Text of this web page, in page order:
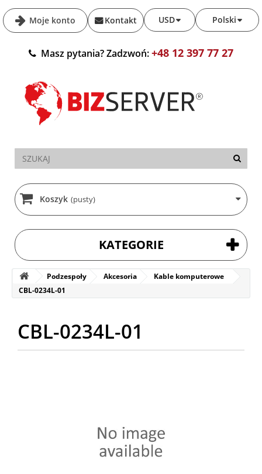
Moje konto Polski
USD
Kontakt
Masz pytania? Zadzwoń:+48 12 397 77 27
Koszyk (pusty)
KATEGORIE
Podzespoły Akcesoria
Kable komputerowe
CBL-0234L-01
CBL-0234L-01